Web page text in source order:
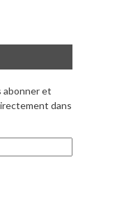
abonner et
dans